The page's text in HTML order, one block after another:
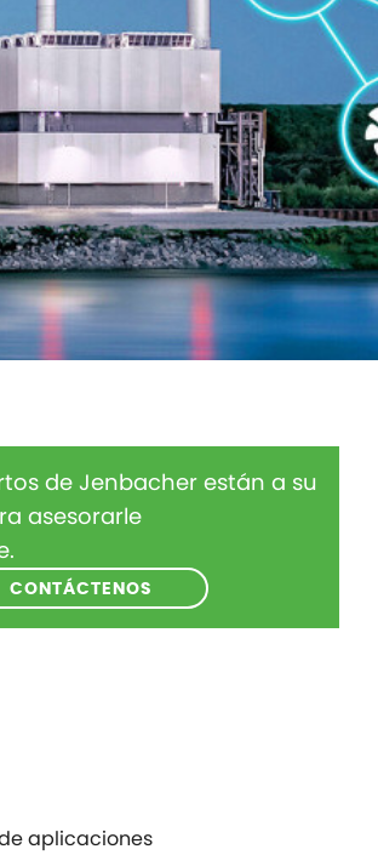
de Jenbacher están a su
asesorarle
CONTÁCTENOS
aplicaciones